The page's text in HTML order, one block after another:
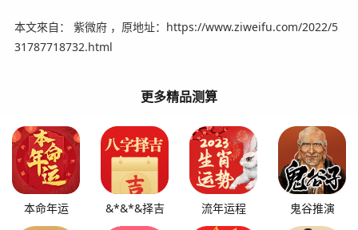
本文來自： 紫微府 ，原地址：https://www.ziweifu.com/2022/5
31787718732.html
更多精品测算
本命年运 &*&*&择吉 流年运程 鬼谷推演